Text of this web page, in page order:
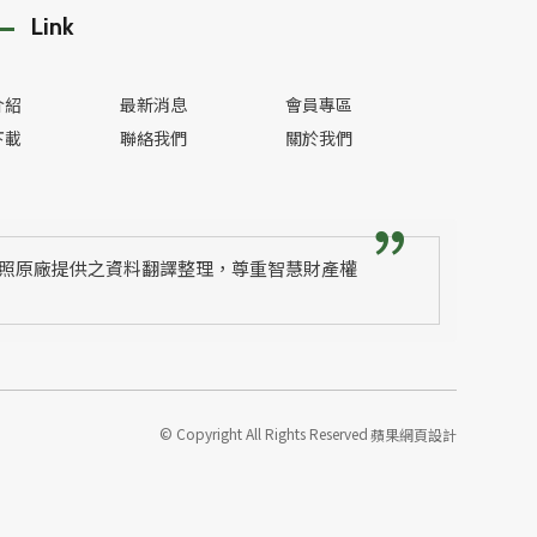
Link
最新消息
會員專區
聯絡我們 關於我們
原廠提供之資料翻譯整理，尊重智慧財產權
© Copyright All Rights Reserved蘋果網頁設計